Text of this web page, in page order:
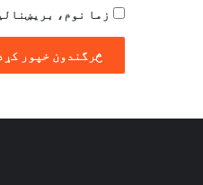
زما نوم،